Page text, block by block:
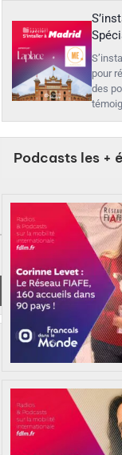
pour
des
Podcasts les +